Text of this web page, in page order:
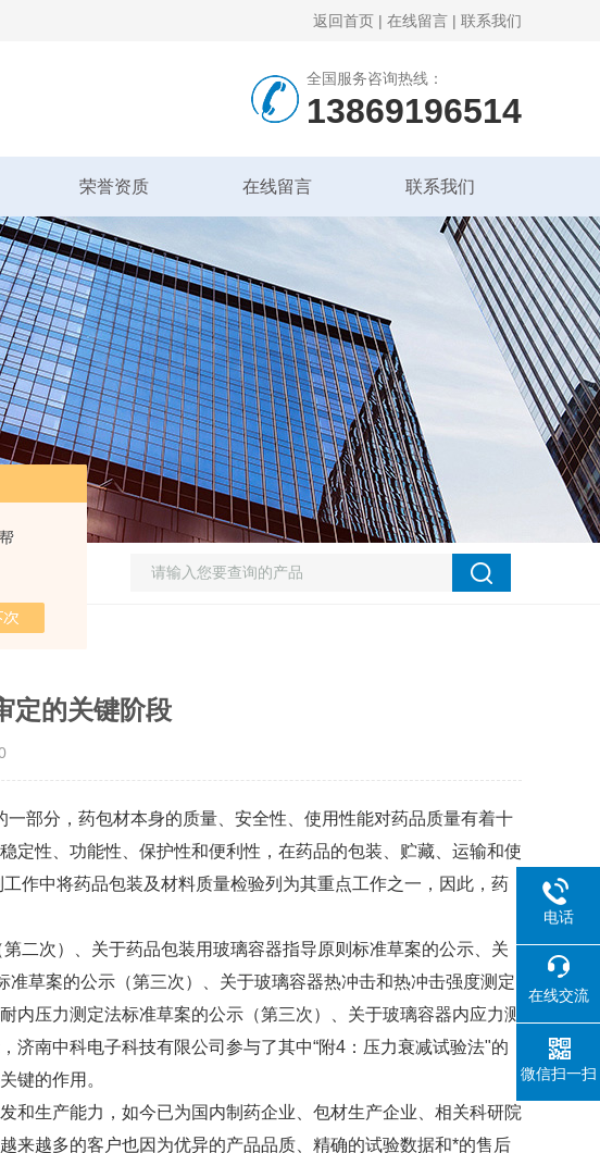
返回首页 | 在线留言 | 联系我们
全国服务咨询热线：
13869196514
荣誉资质 在线留言 联系我们
定的关键阶段
部分，药包材本身的质量、安全性、使用性能对药品质量有着十
定性、功能性、保护性和便利性，在药品的包装、贮藏、运输和使
作中将药品包装及材料质量检验列为其重点工作之一，因此，药
二次）、关于药品包装用玻璃容器指导原则标准草案的公示、关
草案的公示（第三次）、关于玻璃容器热冲击和热冲击强度测定
内压力测定法标准草案的公示（第三次）
关于玻璃容器内应力测
南中科电子科技有限公司参与了其中“附4：压力衰减试验法"的
键的作用。
和生产能力，如今已为国内制药企业、包材生产企业、相关科研院
来越多的客户也因为优异的产品品质、精确的试验数据和*的售后
电话
在线交流
微信扫一扫